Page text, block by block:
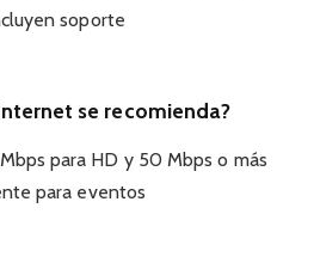
soporte
se recomienda?
para HD y 50 Mbps o más
para eventos